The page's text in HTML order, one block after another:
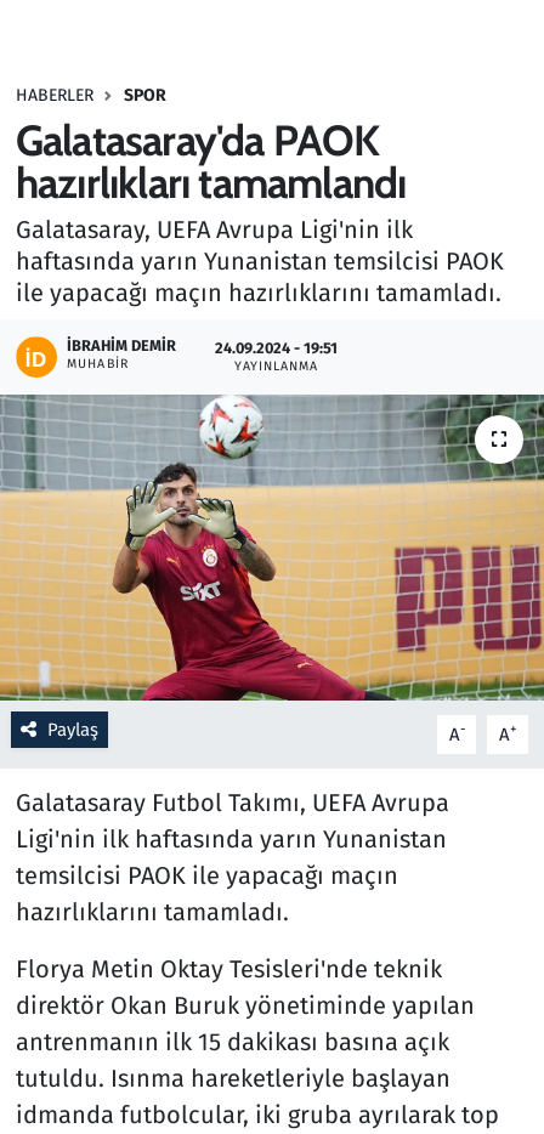
HABERLER SPOR
Galatasaray'da PAOK
hazırlıkları tamamlandı
Galatasaray, UEFA Avrupa Ligi'nin ilk
haftasında yarın Yunanistan temsilcisi PAOK
ile yapacağı maçın hazırlıklarını tamamladı.
İBRAHIM DEMIR
MUHABIR
24.09.2024 - 19:51
YAYINLANMA
Paylaş A- A+
Galatasaray Futbol Takımı, UEFA Avrupa
Ligi'nin ilk haftasında yarın Yunanistan
temsilcisi PAOK ile yapacağı maçın
hazırlıklarını tamamladı.
Florya Metin Oktay Tesisleri'nde teknik
direktör Okan Buruk yönetiminde yapılan
antrenmanın ilk 15 dakikası basına açık
tutuldu. Isınma hareketleriyle başlayan
idmanda futbolcular, iki gruba ayrılarak top
Haber
Kültür Sanat
Kurumsal Haberler
Lezzet Durağı
Memur ve Kamu
Otomobil
Oyun
Ramazan
Resmi İlanlar
Rüya Tabirleri
Sağlık
Seçim 2023
Spor
Teknoloji ve Bilim
Televizyon